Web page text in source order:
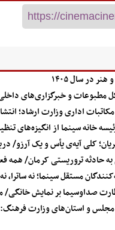
در سال ۱۴۰۵
مطبوعات و خبرگزاری‌های
اداری وزارت ارشاد؛ انتشار
خانه سینما از انگیزه‌های
کلی آیه‌ی یأس و یک آرزو/
حادثه تروریستی کرمان/ همه
مستقل سینما؛ نه ساترا،
صداوسیما بر نمایش
مجلس و استان‌های وزارت